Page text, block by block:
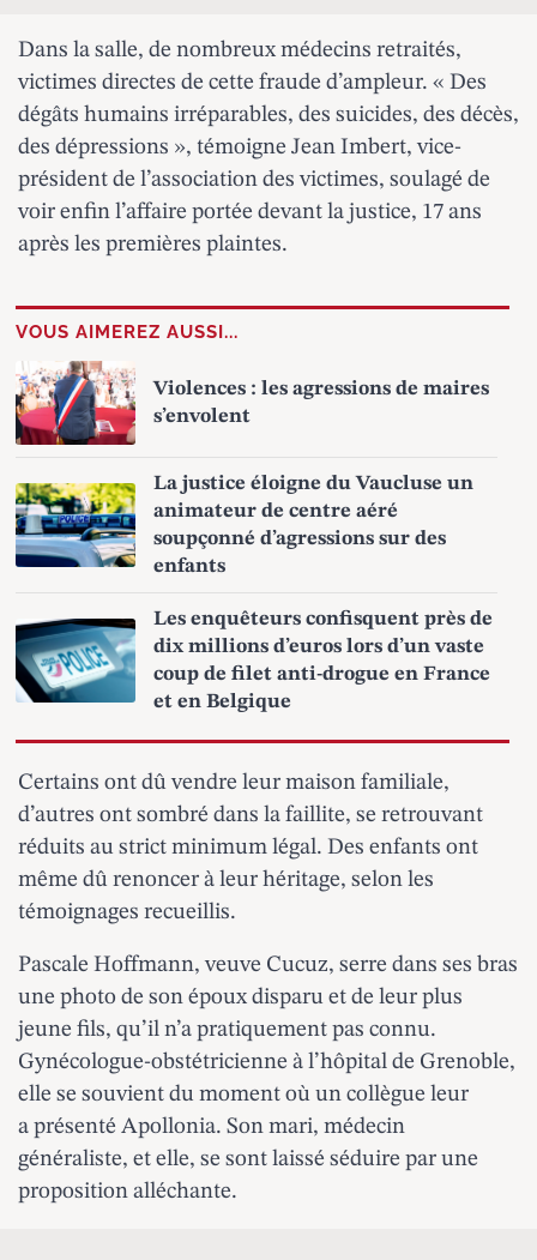
Dans la salle, de nombreux médecins retraités,
victimes directes de cette fraude d’ampleur. « Des
dégâts humains irréparables, des suicides, des décès,
des dépressions », témoigne Jean Imbert, vice-
président de l’association des victimes, soulagé de
voir enfin l’affaire portée devant la justice, 17 ans
après les premières plaintes.
VOUS AIMEREZ AUSSI...
Violences : les agressions de maires
s’envolent
La justice éloigne du Vaucluse un
animateur de centre aéré
soupçonné d’agressions sur des
enfants
Les enquêteurs confisquent près de
dix millions d’euros lors d’un vaste
coup de filet anti-drogue en France
et en Belgique
Certains ont dû vendre leur maison familiale,
d’autres ont sombré dans la faillite, se retrouvant
réduits au strict minimum légal. Des enfants ont
même dû renoncer à leur héritage, selon les
témoignages recueillis.
Pascale Hoffmann, veuve Cucuz, serre dans ses bras
une photo de son époux disparu et de leur plus
jeune fils, qu’il n’a pratiquement pas connu.
Gynécologue-obstétricienne à l’hôpital de Grenoble,
elle se souvient du moment où un collègue leur
a présenté Apollonia. Son mari, médecin
généraliste, et elle, se sont laissé séduire par une
proposition alléchante.